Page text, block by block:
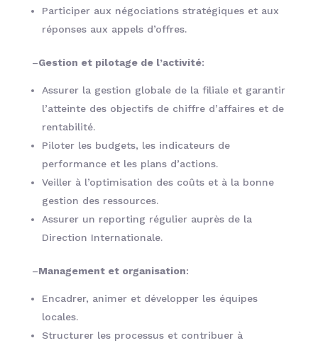
Participer aux négociations stratégiques et aux
réponses aux appels d’offres.
–Gestion et pilotage de l’activité:
Assurer la gestion globale de la filiale et garantir
l’atteinte des objectifs de chiffre d’affaires et de
rentabilité.
Piloter les budgets, les indicateurs de
performance et les plans d’actions.
Veiller à l’optimisation des coûts et à la bonne
gestion des ressources.
Assurer un reporting régulier auprès de la
Direction Internationale.
–Management et organisation:
Encadrer, animer et développer les équipes
locales.
Structurer les processus et contribuer à